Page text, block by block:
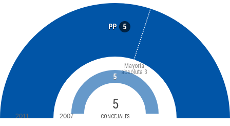
PP 5
5
CONCEJALES
Mayoría
absoluta 3
5
2011 2007